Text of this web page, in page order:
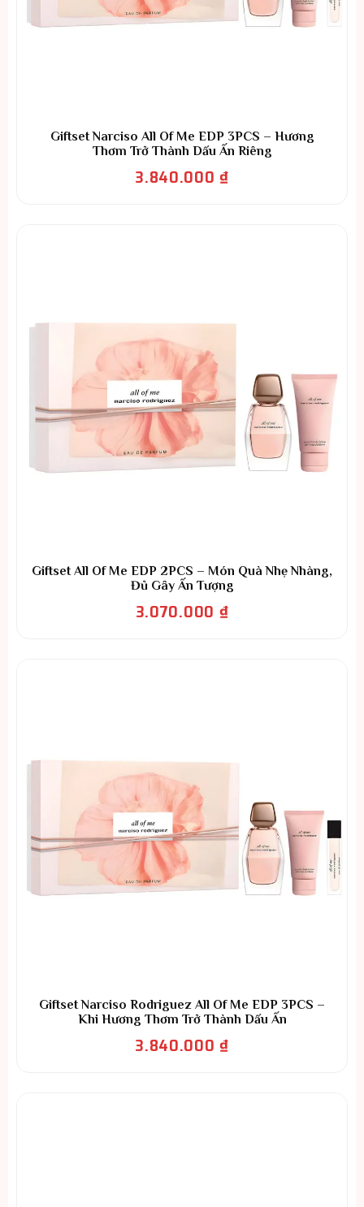
Giftset Narciso All Of Me EDP 3PCS – Hương
Thơm Trở Thành Dấu Ấn Riêng
3.840.000₫
Giftset All Of Me EDP 2PCS – Món Quà Nhẹ Nhàng,
Đủ Gây Ấn Tượng
3.070.000 ₫
Giftset Narciso Rodriguez All Of Me EDP 3PCS –
Khi Hương Thơm Trở Thành Dấu Ấn
3.840.000₫